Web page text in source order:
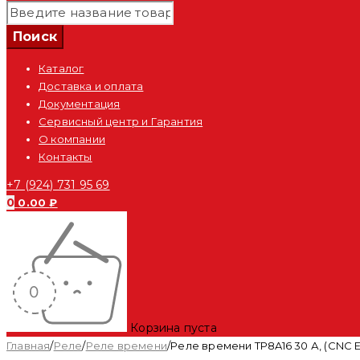
Каталог
Доставка и оплата
Документация
Сервисный центр и Гарантия
О компании
Контакты
+7 (924) 731 95 69
0 0.00₽
Корзина пуста
Главная/Реле/Реле времени/Реле времени TP8A16 30 А, (CNC